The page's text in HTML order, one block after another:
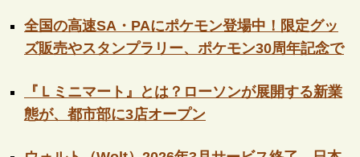
全国の高速SA・PAにポケモン登場中！限定グッ
ズ販売やスタンプラリー、ポケモン30周年記念で
『Ｌミニマート』とは？ローソンが展開する新業
態が、都市部に3店オープン